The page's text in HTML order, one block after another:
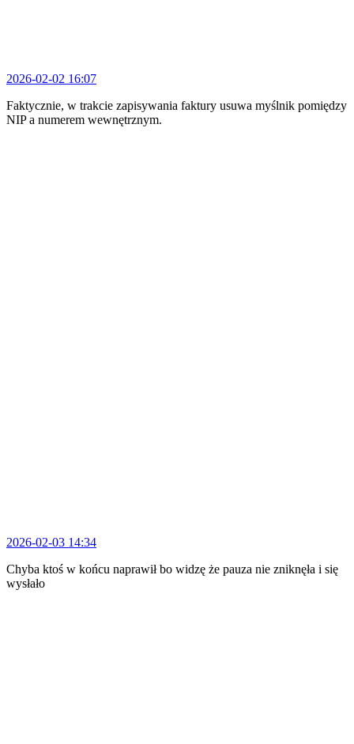
2026-02-02 16:07
Faktycznie, w trakcie zapisywania faktury usuwa myślnik pomiędzy
NIP a numerem wewnętrznym.
2026-02-03 14:34
Chyba ktoś w końcu naprawił bo widzę że pauza nie zniknęła i się
wysłało